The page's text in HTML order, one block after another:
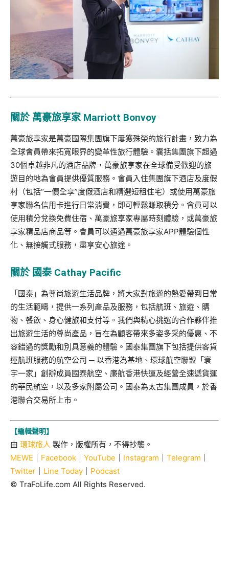
關於 萬豪旅享家 Marriott Bonvoy
萬豪旅享家是萬豪國際集團旗下屢獲殊榮的旅行計畫，致力為
全球會員帶來拓寬眼界的變革性旅行體驗。囊括集團旗下超過
30個卓越非凡的酒店品牌，萬豪旅享家在全球備受歡迎的旅
遊目的地為會員提供優質服務。會員入住集團旗下酒店及度假
村（包括“一價全享”度假酒店和精選短租住宅）或使用萬豪旅
享家聯名信用卡進行日常消費，即可輕鬆賺取積分。會員可以
使用積分兌換免費住宿、萬豪旅享家專屬時刻體驗，或萬豪旅
享家精品店商品等。會員可以通過萬豪旅享家APP體驗個性
化、無接觸式服務，盡享安心旅途。
關於 國泰 Cathay Pacific
「國泰」為尊尚旅遊生活品牌，將大家對旅遊的熱愛帶到日常
的生活範疇，提供一系列產品及服務，包括航班、旅遊、購
物、餐飲、身心健旅和支付等。我們與精心挑選的合作夥伴推
出旅遊生活的尊尚產品，旨在為顧客帶來多姿多采的優惠、不
容錯過的獎勵和別具意義的體驗。國泰集團旗下包括提供客貨
運航班服務的航空公司 ─ 以香港為基地、環球航空聯盟「寰
宇一家」創辦成員國泰航空、廉航香港快運及經營全速遞貨運
的華民航空，以及多家附屬公司。國泰為太古集團成員，於香
港聯合交易所上市。
【編輯聲明】
由 環球旅人 製作，版權所有，不得抄襲。
MEWE
Facebook YouTube Instagram Telegram
Twitter
Line Today
Podcast
© TraFoLife.com All Rights Reserved.